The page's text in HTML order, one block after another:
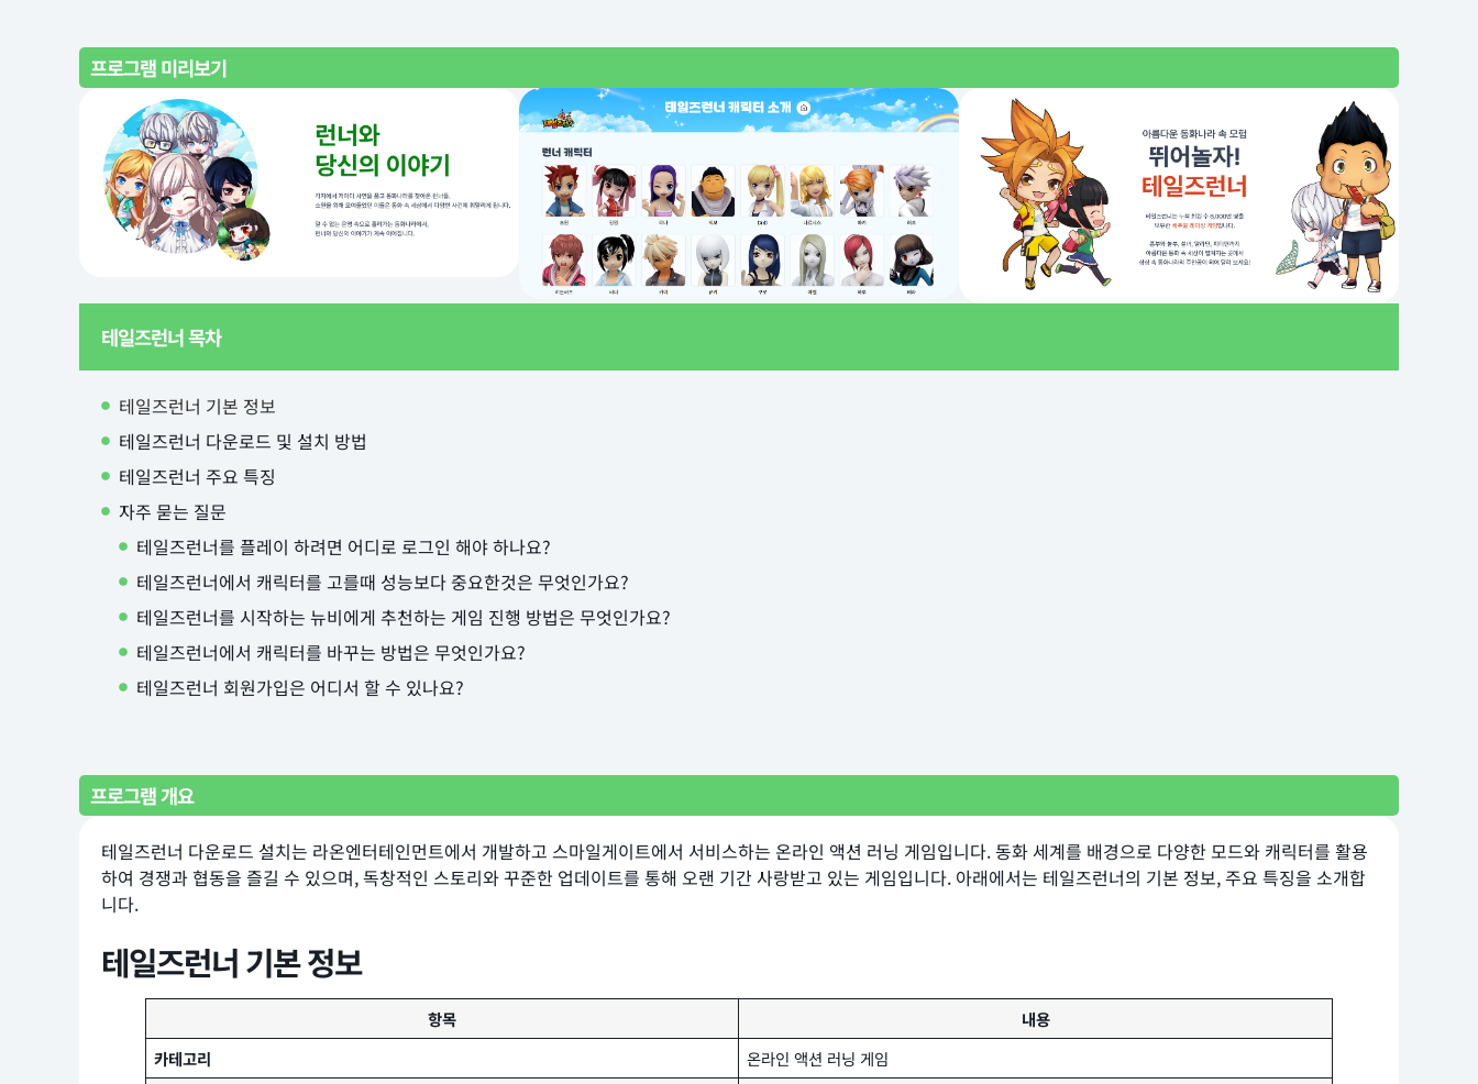
프로그램 미리보기
테일즈런너 목차
테일즈런너 기본 정보
테일즈런너 다운로드 및 설치 방법
테일즈런너 주요 특징
자주 묻는 질문
테일즈런너를 플레이 하려면 어디로 로그인 해야 하나요?
테일즈런너에서 캐릭터를 고를때 성능보다 중요한것은 무엇인가요?
테일즈런너를 시작하는 뉴비에게 추천하는 게임 진행 방법은 무엇인가요?
테일즈런너에서 캐릭터를 바꾸는 방법은 무엇인가요?
테일즈런너 회원가입은 어디서 할 수 있나요?
프로그램 개요
테일즈런너 다운로드 설치는 라온엔터테인먼트에서 개발하고 스마일게이트에서 서비스하는 온라인 액션 러닝 게임입니다. 동화 세계를 배경으로 다양한 모드와 캐릭터를 활용
하여 경쟁과 협동을 즐길 수 있으며, 독창적인 스토리와 꾸준한 업데이트를 통해 오랜 기간 사랑받고 있는 게임입니다. 아래에서는 테일즈런너의 기본 정보, 주요 특징을 소개합
니다.
테일즈런너 기본 정보
항목
내용
카테고리
온라인 액션 러닝 게임